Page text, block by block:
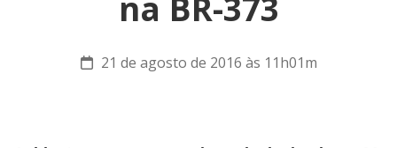
na BR-373
21 de agosto de 2016 às 11h01m